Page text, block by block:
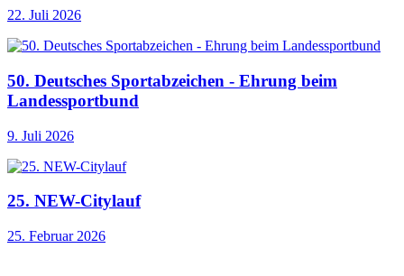
22. Juli 2026
50. Deutsches Sportabzeichen - Ehrung beim
Landessportbund
9. Juli 2026
25. NEW-Citylauf
25. Februar 2026